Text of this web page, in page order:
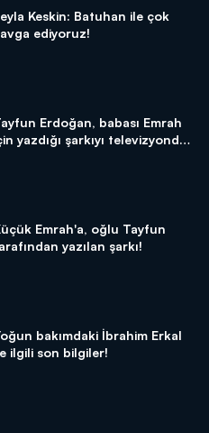
Keskin: Batuhan ile çok
ediyoruz!
Erdoğan, babası Emrah
yazdığı şarkıyı televizyonda
Emrah'a, oğlu Tayfun
yazılan şarkı!
bakımdaki İbrahim Erkal
ilgili son bilgiler!